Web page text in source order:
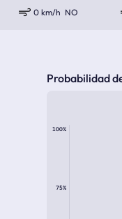
0 km/h NO
Probabilidad
100%
75%